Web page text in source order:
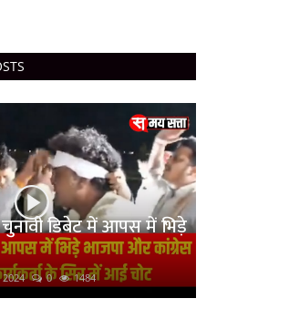
डिबेट में आपस में भिड़े
0 1484